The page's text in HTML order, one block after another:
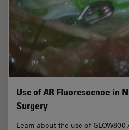
Use of AR Fluorescence in
Surgery
Learn about the use of